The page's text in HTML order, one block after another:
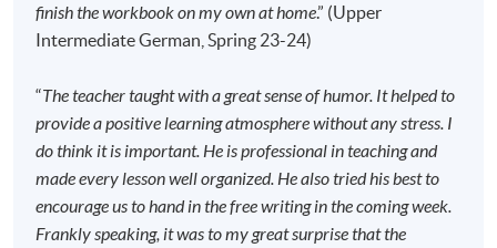
120小時
40講
地點
港大保良何鴻燊社區書院
finish the workbook on my own at home.” (Upper
Intermediate German, Spring 23-24)
“The teacher taught with a great sense of humor. It helped to
provide a positive learning atmosphere without any stress. I
do think it is important. He is professional in teaching and
made every lesson well organized. He also tried his best to
encourage us to hand in the free writing in the coming week.
Frankly speaking, it was to my great surprise that the